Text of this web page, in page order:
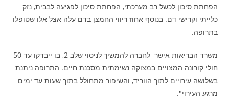
הפחתת סיכון לכשל רב מערכתי, הפחתת סיכון לפגיעה לבבית, נזק
כלייתי וקרישי דם. בנוסף אחוז ריווי החמצן בדם עלה אצל אלו שטופלו
בתרופה.
משרד הבריאות אישר לחברה להמשיך לניסוי שלב 2, בו ייבדקו עד 50
חולי קורונה המצויים במצוקה נשימתית מסכנת חיים. התרופה ניתנת
בשלושה עירויים לתוך הווריד, והשיפור מתחולל בתוך שעות עד ימים
מרגע העירוי".